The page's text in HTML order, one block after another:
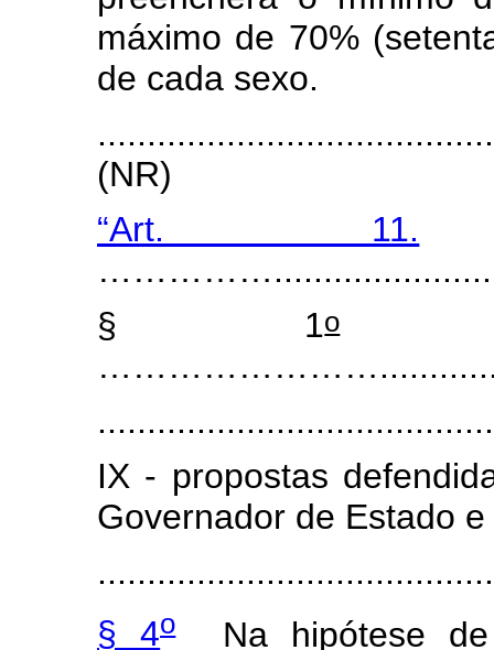
máximo de 70%
de cada sexo.
(NR)
“Art. 11.
§ 1o
IX - propostas
Governador de Estado
§ 4oNa hipótese de